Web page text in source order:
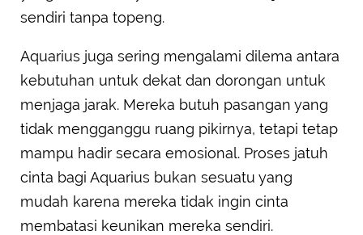
sendiri tanpa topeng.
Aquarius juga sering mengalami dilema antara
kebutuhan untuk dekat dan dorongan untuk
menjaga jarak. Mereka butuh pasangan yang
tidak mengganggu ruang pikirnya, tetapi tetap
mampu hadir secara emosional. Proses jatuh
cinta bagi Aquarius bukan sesuatu yang
mudah karena mereka tidak ingin cinta
membatasi keunikan mereka sendiri.